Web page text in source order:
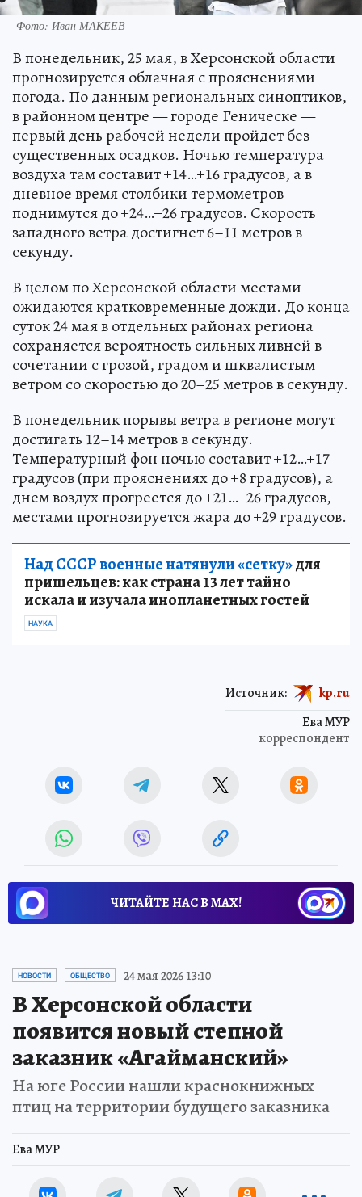
Фото: Иван МАКЕЕВ
В понедельник, 25 мая, в Херсонской области
прогнозируется облачная с прояснениями
погода. По данным региональных синоптиков,
в районном центре — городе Геническе —
первый день рабочей недели пройдет без
существенных осадков. Ночью температура
воздуха там составит +14…+16 градусов, а в
дневное время столбики термометров
поднимутся до +24…+26 градусов. Скорость
западного ветра достигнет 6–11 метров в
секунду.
В целом по Херсонской области местами
ожидаются кратковременные дожди. До конца
суток 24 мая в отдельных районах региона
сохраняется вероятность сильных ливней в
сочетании с грозой, градом и шквалистым
ветром со скоростью до 20–25 метров в секунду.
В понедельник порывы ветра в регионе могут
достигать 12–14 метров в секунду.
Температурный фон ночью составит +12…+17
градусов (при прояснениях до +8 градусов), а
днем воздух прогреется до +21…+26 градусов,
местами прогнозируется жара до +29 градусов.
Над СССР военные натянули «сетку»для
пришельцев: как страна 13 лет тайно
искала и изучала инопланетных гостей
НАУКА
Ева МУР
корреспондент
Источник: kp.ru
ЧИТАЙТЕ НАС В МАХ!
НОВОСТИ ОБЩЕСТВО 24 мая 2026 13:10
В Херсонской области
появится новый степной
заказник «Агайманский»
На юге России нашли краснокнижных
птиц на территории будущего заказника
Ева МУР